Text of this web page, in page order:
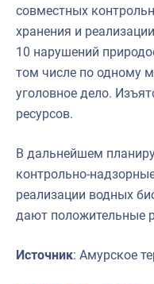
совместных
хранения и
10 нарушений
том числе по одному
уголовное дело.
ресурсов.
В дальнейшем
контрольно-
реализации водных
дают положительные
Источник: Амурское